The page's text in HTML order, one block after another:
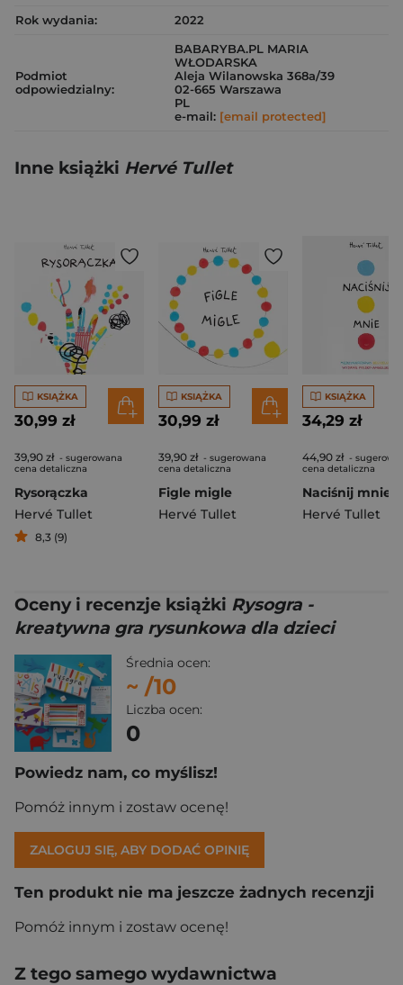
Rok wydania: 2022
Podmiot
odpowiedzialny:
BABARYBA.PL MARIA
WŁODARSKA
Aleja Wilanowska 368a/39
02-665 Warszawa
PL
e-mail: [email protected]
Inne książki Hervé Tullet
KSIĄŻKA
30,99 zł
39,90 zł - sugerowana
cena detaliczna
Rysorączka
Hervé Tullet
8,3 (9)
KSIĄŻKA
30,99 zł
39,90 zł - sugerowana
cena detaliczna
Figle migle
Hervé Tullet
KSIĄŻKA
34,29 zł
44,90 zł -
cena detaliczna
Hervé Tullet
Oceny i recenzje książki Rysogra -
kreatywna gra rysunkowa dla dzieci
Średnia ocen:
~ /10
Liczba ocen:
0
Powiedz nam, co myślisz!
Pomóż innym i zostaw ocenę!
ZALOGUJ SIĘ, ABY DODAĆ OPINIĘ
Ten produkt nie ma jeszcze żadnych recenzji
Pomóż innym i zostaw ocenę!
Z tego samego wydawnictwa